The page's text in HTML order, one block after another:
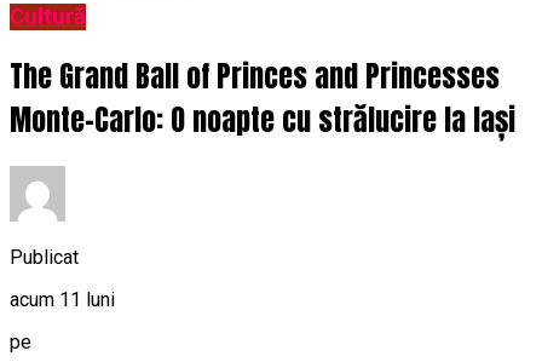
Cultură
The Grand Ball of Princes and Princesses
Monte-Carlo: O noapte cu strălucire la Iași
Publicat
acum 11 luni
pe